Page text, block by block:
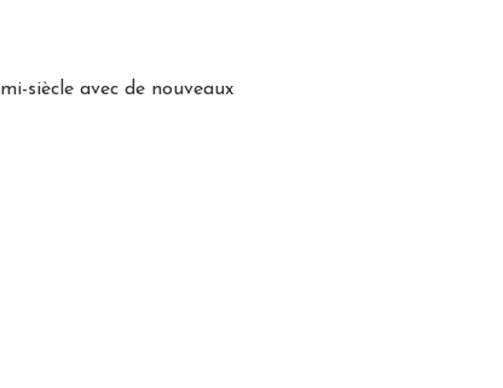
siècle avec de nouveaux